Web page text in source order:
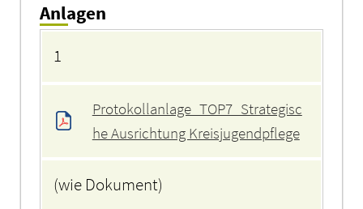
Anlagen
1
Protokollanlage_TOP7_Strategisc
he Ausrichtung Kreisjugendpflege
(wie Dokument)